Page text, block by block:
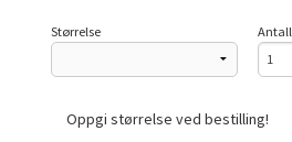
Størrelse Antall
Oppgi størrelse ved bestilling!